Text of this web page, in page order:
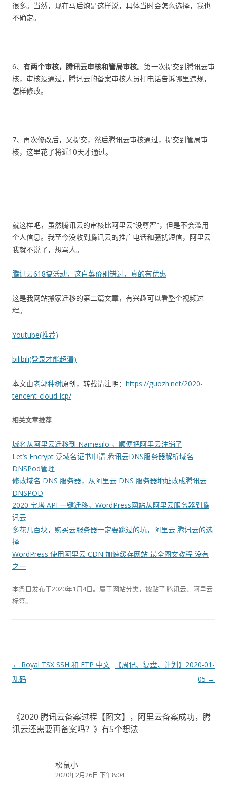
很多。当然，现在马后炮是这样说，具体当时会怎么选择，我也
不确定。
6、 有两个审核，腾讯云审核和管局审核。第一次提交到腾讯云审
核，审核没通过，腾讯云的备案审核人员打电话告诉哪里违规，
怎样修改。
7、再次修改后，又提交，然后腾讯云审核通过，提交到管局审
核，这里花了将近10天才通过。
就这样吧，虽然腾讯云的审核比阿里云“没尊严”，但是不会滥用
个人信息。我至今没收到腾讯云的推广电话和骚扰短信，阿里云
我就不说了，想骂人。
腾讯云618搞活动，这白菜价别错过，真的有优惠
这是我网站搬家迁移的第二篇文章，有兴趣可以看整个视频过
程。
Youtube(推荐)
bilibili(登录才能超清)
本文由老郭种树原创，转载请注明： https://guozh.net/2020-
tencent-cloud-icp/
相关文章推荐
域名从阿里云迁移到 Namesilo ，顺便把阿里云注销了
Let’s Encrypt 泛域名证书申请 腾讯云DNS服务器解析域名
DNSPod管理
修改域名 DNS 服务器，从阿里云 DNS 服务器地址改成腾讯云
DNSPOD
2020 宝塔 API 一键迁移，WordPress网站从阿里云服务器到腾
讯云
多花几百块，购买云服务器一定要跳过的坑，阿里云 腾讯云的选
择
WordPress 使用阿里云 CDN 加速缓存网站 最全图文教程 没有
之一
本条目发布于2020年1月4日。属于网站分类，被贴了 腾讯云、 阿里云
标签。
文
章
← Royal TSX SSH 和 FTP 中文
乱码
【周记、复盘、计划】2020-01-
05 →
《2020 腾讯云备案过程【图文】，阿里云备案成功，腾
讯云还需要再备案吗？ 》有5个想法
松鼠小
2020年2月26日 下午8:04